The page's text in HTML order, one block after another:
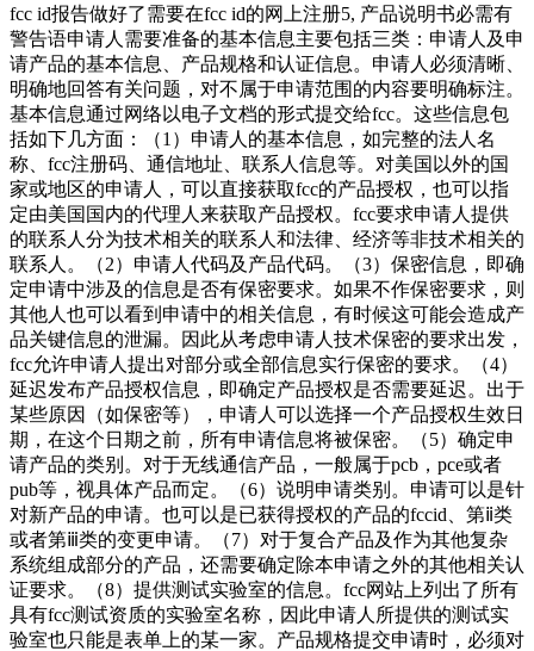
fcc id报告做好了需要在fcc id的网上注册5, 产品说明书必需有
警告语申请人需要准备的基本信息主要包括三类：申请人及申
请产品的基本信息、产品规格和认证信息。申请人必须清晰、
明确地回答有关问题，对不属于申请范围的内容要明确标注。
基本信息通过网络以电子文档的形式提交给fcc。这些信息包
括如下几方面：（1）申请人的基本信息，如完整的法人名
称、fcc注册码、通信地址、联系人信息等。对美国以外的国
家或地区的申请人，可以直接获取fcc的产品授权，也可以指
定由美国国内的代理人来获取产品授权。fcc要求申请人提供
的联系人分为技术相关的联系人和法律、经济等非技术相关的
联系人。（2）申请人代码及产品代码。（3）保密信息，即确
定申请中涉及的信息是否有保密要求。如果不作保密要求，则
其他人也可以看到申请中的相关信息，有时候这可能会造成产
品关键信息的泄漏。因此从考虑申请人技术保密的要求出发，
fcc允许申请人提出对部分或全部信息实行保密的要求。（4）
延迟发布产品授权信息，即确定产品授权是否需要延迟。出于
某些原因（如保密等），申请人可以选择一个产品授权生效日
期，在这个日期之前，所有申请信息将被保密。（5）确定申
请产品的类别。对于无线通信产品，一般属于pcb，pce或者
pub等，视具体产品而定。（6）说明申请类别。申请可以是针
对新产品的申请。也可以是已获得授权的产品的fccid、第ⅱ类
或者第ⅲ类的变更申请。（7）对于复合产品及作为其他复杂
系统组成部分的产品，还需要确定除本申请之外的其他相关认
证要求。（8）提供测试实验室的信息。fcc网站上列出了所有
具有fcc测试资质的实验室名称，因此申请人所提供的测试实
验室也只能是表单上的某一家。产品规格提交申请时，必须对